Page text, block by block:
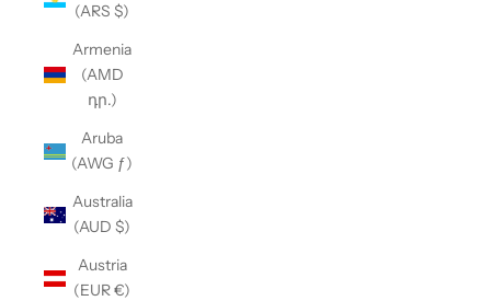
(ARS $)
Armenia
(AMD
դր.)
Aruba
(AWG ƒ)
Australia
(AUD $)
Austria
(EUR €)